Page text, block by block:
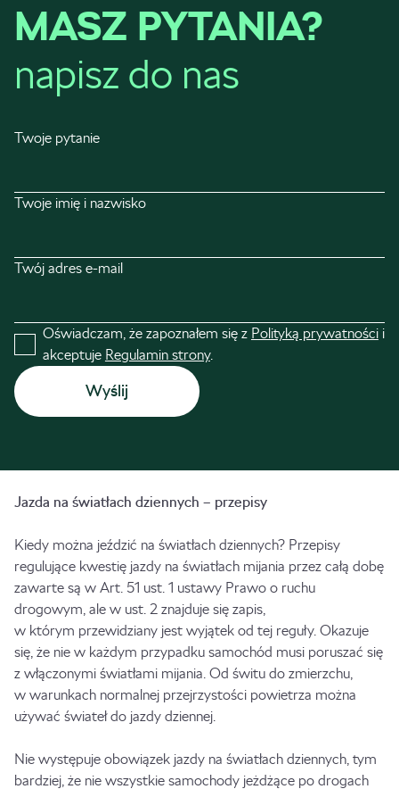
MASZ PYTANIA?
napisz do nas
Twoje pytanie
Twoje imię i nazwisko
Twój adres e-mail
Oświadczam, że zapoznałem się z Polityką prywatnościi
akceptuje Regulamin strony.
Jazda na światłach dziennych – przepisy
Kiedy można jeździć na światłach dziennych? Przepisy
regulujące kwestię jazdy na światłach mijania przez całą dobę
zawarte są w Art. 51 ust. 1 ustawy Prawo o ruchu
drogowym, ale w ust. 2 znajduje się zapis,
w którym przewidziany jest wyjątek od tej reguły. Okazuje
się, że nie w każdym przypadku samochód musi poruszać się
z włączonymi światłami mijania. Od świtu do zmierzchu,
w warunkach normalnej przejrzystości powietrza można
używać świateł do jazdy dziennej.
Nie występuje obowiązek jazdy na światłach dziennych, tym
bardziej, że nie wszystkie samochody jeżdżące po drogach